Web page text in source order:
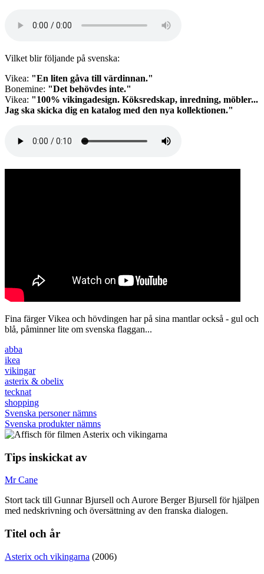
Vilket blir följande på svenska:
Vikea: "En liten gåva till värdinnan."
Bonemine: "Det behövdes inte."
Vikea: "100% vikingadesign. Köksredskap, inredning, möbler...
Jag ska skicka dig en katalog med den nya kollektionen."
Fina färger Vikea och hövdingen har på sina mantlar också - gul och
blå, påminner lite om svenska flaggan...
abba
ikea
vikingar
asterix & obelix
tecknat
shopping
Svenska personer nämns
Svenska produkter nämns
Tips inskickat av
Mr Cane
Stort tack till Gunnar Bjursell och Aurore Berger Bjursell för hjälpen
med nedskrivning och översättning av den franska dialogen.
Titel och år
Asterix och vikingarna (2006)